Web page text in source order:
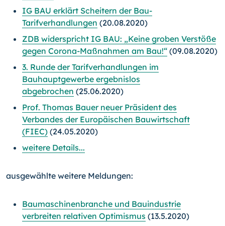
IG BAU erklärt Scheitern der Bau-
Tarifverhandlungen (20.08.2020)
ZDB widerspricht IG BAU: „Keine groben Verstöße
gegen Corona-Maßnahmen am Bau!“ (09.08.2020)
3. Runde der Tarifverhandlungen im
Bauhauptgewerbe ergebnislos
abgebrochen (25.06.2020)
Prof. Thomas Bauer neuer Präsident des
Verbandes der Europäischen Bauwirtschaft
(FIEC) (24.05.2020)
weitere Details...
ausgewählte weitere Meldungen:
Baumaschinenbranche und Bauindustrie
verbreiten relativen Optimismus (13.5.2020)